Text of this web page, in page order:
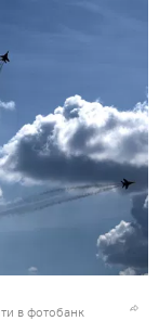
в фотобанк